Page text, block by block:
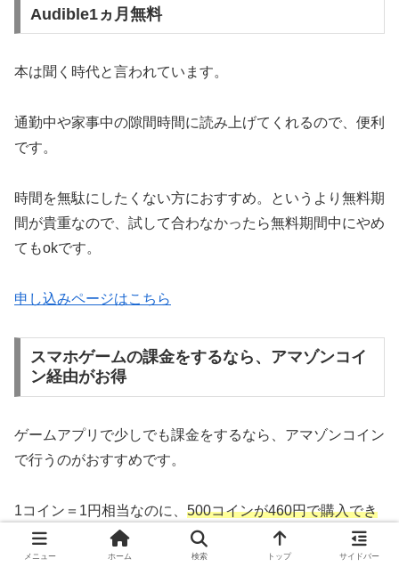
Audible1ヵ月無料
本は聞く時代と言われています。
通勤中や家事中の隙間時間に読み上げてくれるので、便利
です。
時間を無駄にしたくない方におすすめ。というより無料期
間が貴重なので、試して合わなかったら無料期間中にやめ
てもokです。
申し込みページはこちら
スマホゲームの課金をするなら、アマゾンコイ
ン経由がお得
ゲームアプリで少しでも課金をするなら、アマゾンコイン
で行うのがおすすめです。
1コイン＝1円相当なのに、 500コインが460円で購入でき
からです。
メニュー ホーム 検索 トップ サイドバー